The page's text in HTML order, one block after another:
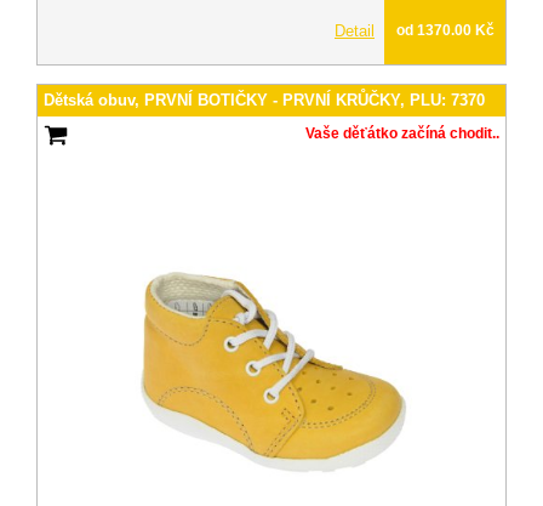
Detail od 1370.00 Kč
Dětská obuv, PRVNÍ BOTIČKY - PRVNÍ KRŮČKY, PLU: 7370
Vaše děťátko začíná chodit..